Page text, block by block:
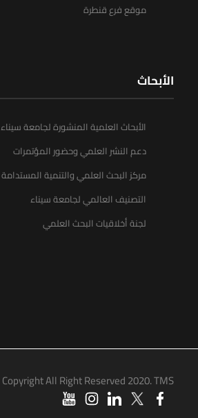
موقع فرع قنطرة
الأبحاث
الأبحاث العلمية المنشورة لجامعة سيناء
دعم النشر العلمي وحضور المؤتمرات
مركز البحث العلمي والتنمية المستدامة
التصنيف العالمي لجامعة سيناء
لجنة أخلاقيات البحث العلمي
Copyright All Right Reserved 2020. TMS